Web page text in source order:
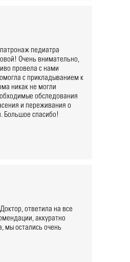
педиатра
Очень внимательно,
провела с нами
с прикладыванием к
никак не могли
обследования
и переживания о
Большое спасибо!
ответила на все
аккуратно
мы остались очень